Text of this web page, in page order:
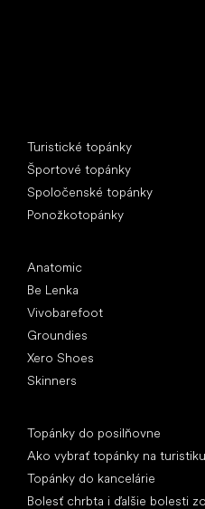
Turistické topánky
Športové topánky
Spoločenské topánky
Ponožkotopánky
Anatomic
Be Lenka
Vivobarefoot
Groundies
Xero Shoes
Skinners
Topánky do posilňovne
Ako vybrať topánky na turistiku
Topánky do kancelárie
Bolesť chrbta i ďalšie bolesti